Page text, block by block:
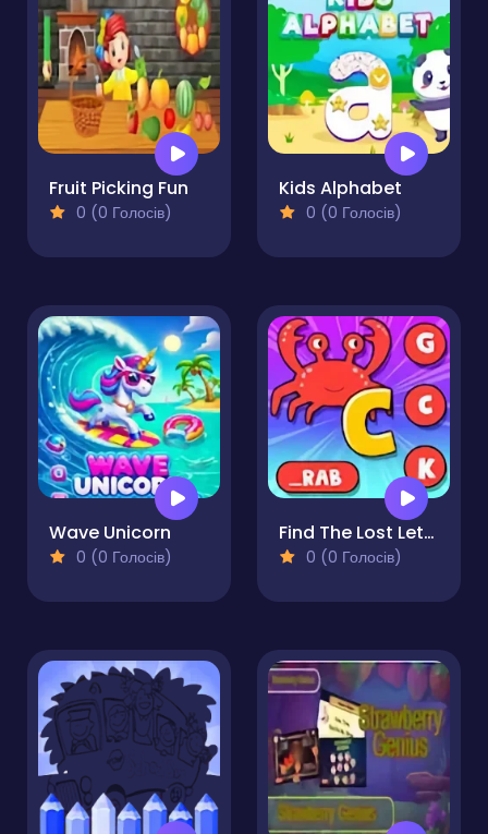
Fruit Picking Fun
0 (0 Голосів)
Kids Alphabet
0 (0 Голосів)
Wave Unicorn
0 (0 Голосів)
Find The Lost Letter
0 (0 Голосів)